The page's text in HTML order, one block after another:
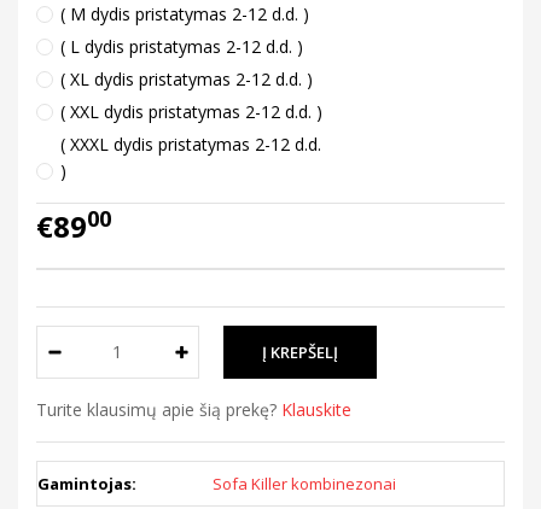
( M dydis pristatymas 2-12 d.d. )
( L dydis pristatymas 2-12 d.d. )
( XL dydis pristatymas 2-12 d.d. )
( XXL dydis pristatymas 2-12 d.d. )
( XXXL dydis pristatymas 2-12 d.d.
)
€8900
Turite klausimų apie šią prekę? Klauskite
Gamintojas: Sofa Killer kombinezonai